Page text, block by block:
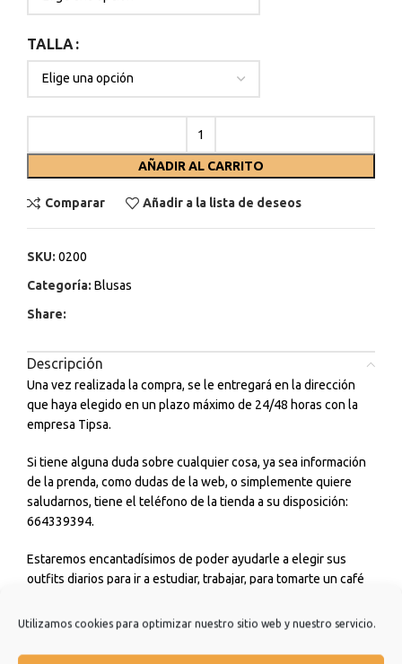
Utilizamos cookies para optimizar nuestro sitio web y nuestro servicio.
TALLA
AÑADIR AL CARRITO
Comparar Añadir a la lista de deseos
SKU: 0200
Categoría: Blusas
Share:
Descripción
Una vez realizada la compra, se le entregará en la dirección
que haya elegido en un plazo máximo de 24/48 horas con la
empresa Tipsa.
Si tiene alguna duda sobre cualquier cosa, ya sea información
de la prenda, como dudas de la web, o simplemente quiere
saludarnos, tiene el teléfono de la tienda a su disposición:
664339394.
Estaremos encantadísimos de poder ayudarle a elegir sus
outfits diarios para ir a estudiar, trabajar, para tomarte un café
tengas. No dudes en consultarnos.
Estamos muy agradecidos de que hayas elegido nuestra